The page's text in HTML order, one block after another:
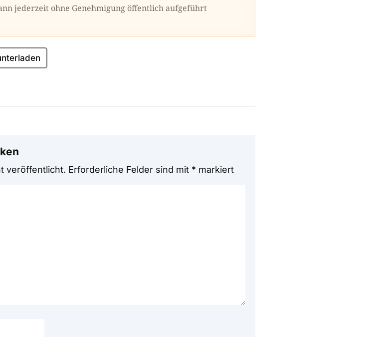
jederzeit ohne Genehmigung öffentlich aufgeführt
veröffentlicht. Erforderliche Felder sind mit * markiert